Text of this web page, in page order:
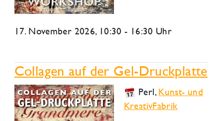
17. November 2026, 10:30 - 16:30 Uhr
Collagen auf der Gel-Druckplatte
Perl, Kunst- und
KreativFabrik